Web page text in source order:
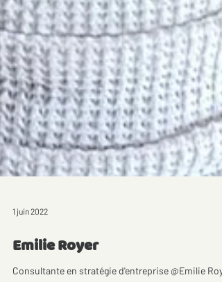
Emilie Royer